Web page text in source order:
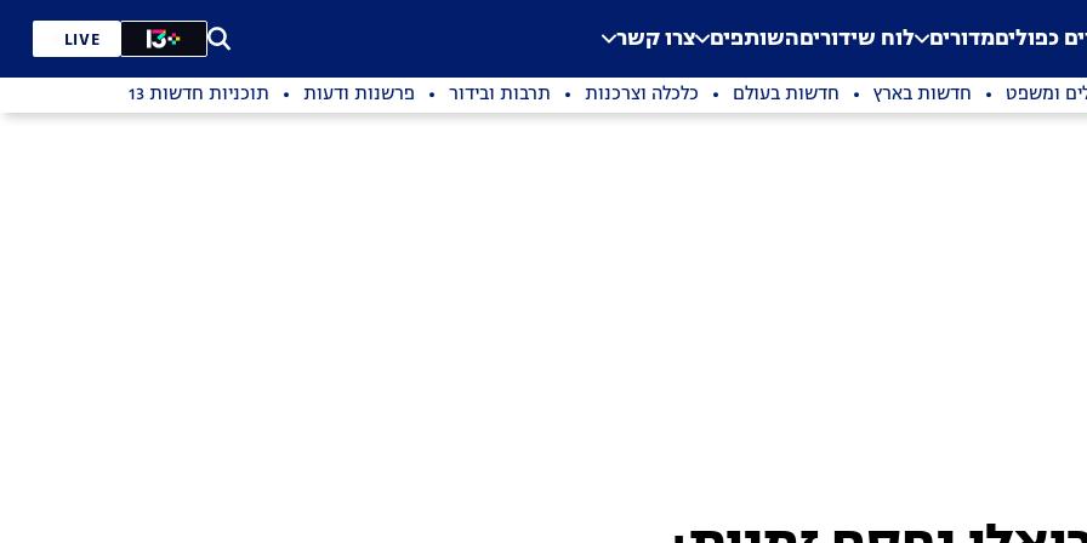
Application error: a
. כפוליםמדורים לוח שידוריםהשותפים צרו קשר LIVE
ומשפט חדשות בארץ חדשות בעולם כלכלה וצרכנות תרבות ובידור פרשנות ודעות תוכניות חדשות 13